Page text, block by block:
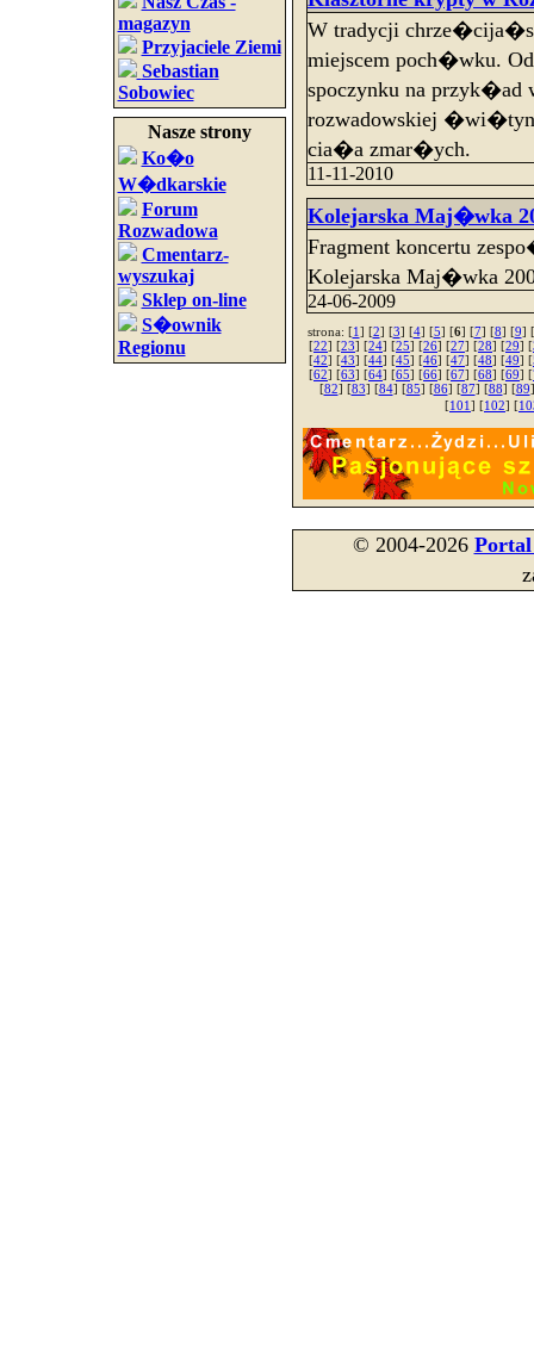
magazyn
Przyjaciele Ziemi
Sebastian
Sobowiec
Nasze strony
Ko�o
W�dkarskie
Forum
Rozwadowa
Cmentarz-
wyszukaj
Sklep on-line
S�ownik
Regionu
W tradycji
miejscem poch�wku.
spoczynku na przyk�ad
rozwadowskiej
cia�a zmar�ych.
11-11-2010
Kolejarska Maj�wka
Fragment koncertu
Kolejarska Maj�wka
24-06-2009
strona: [1] [2] [3] [4] [5] [6] [7] [8] [9] [
[22] [23] [24] [25] [26] [27] [28] [29] [
[42] [43] [44] [45] [46] [47] [48] [49] [
[62] [63] [64] [65] [66] [67] [68] [69] [
[82] [83] [84] [85] [86] [87] [88] [89
[101] [102] [
© 2004-2026